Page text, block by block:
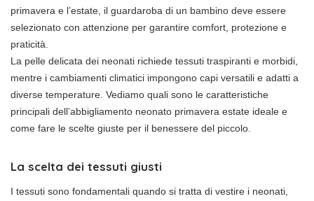
primavera e l’estate, il guardaroba di un bambino deve essere
selezionato con attenzione per garantire comfort, protezione e
praticità.
La pelle delicata dei neonati richiede tessuti traspiranti e morbidi,
mentre i cambiamenti climatici impongono capi versatili e adatti a
diverse temperature. Vediamo quali sono le caratteristiche
principali dell’abbigliamento neonato primavera estate ideale e
come fare le scelte giuste per il benessere del piccolo.
La scelta dei tessuti giusti
I tessuti sono fondamentali quando si tratta di vestire i neonati,